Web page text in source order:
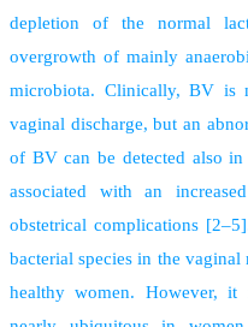
depletion of the normal
overgrowth of mainly
microbiota. Clinically, BV is
vaginal discharge, but an
of BV can be detected also
associated with an
obstetrical complications
bacterial species in the
healthy women. However, it